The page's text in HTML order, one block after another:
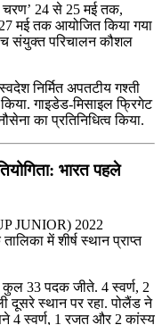
चरण’ 24 से 25 मई तक,
मई तक आयोजित किया गया
संयुक्त परिचालन कौशल
निर्मित अपतटीय गश्ती
गाइडेड-मिसाइल फ्रिगेट
का प्रतिनिधित्व किया.
भारत पहले
JUNIOR) 2022
में शीर्ष स्थान प्राप्त
33 पदक जीते. 4 स्वर्ण, 2
दूसरे स्थान पर रहा. पोलैंड ने
4 स्वर्ण, 1 रजत और 2 कांस्य